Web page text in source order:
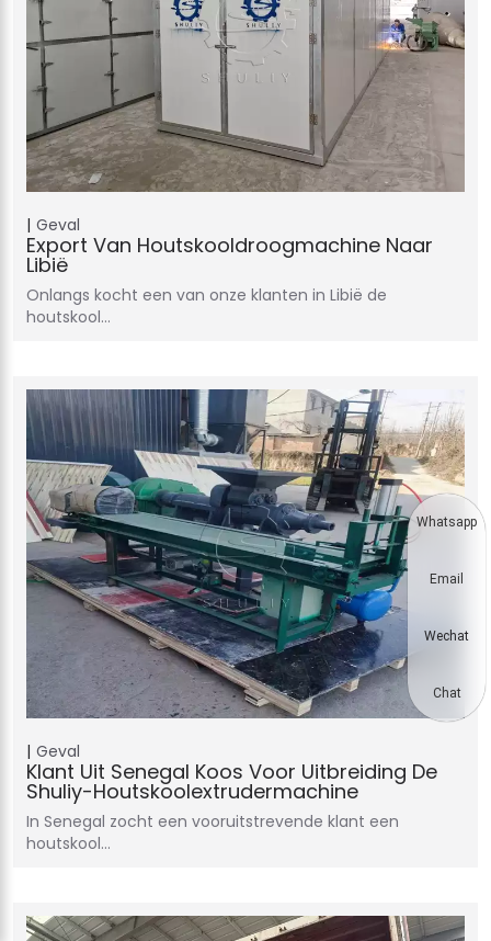
Geval
Export Van Houtskooldroogmachine Naar
Libië
Onlangs kocht een van onze klanten in Libië de
houtskool…
Geval
Klant Uit Senegal Koos Voor Uitbreiding De
Shuliy-Houtskoolextrudermachine
In Senegal zocht een vooruitstrevende klant een
houtskool…
Whatsapp
Email
Wechat
Chat